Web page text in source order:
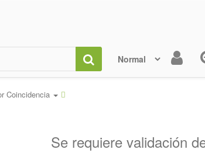
Coincidencia
Se requiere validación